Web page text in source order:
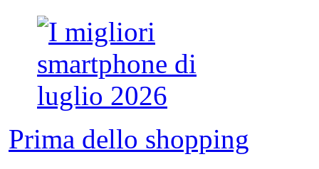
Prima dello shopping